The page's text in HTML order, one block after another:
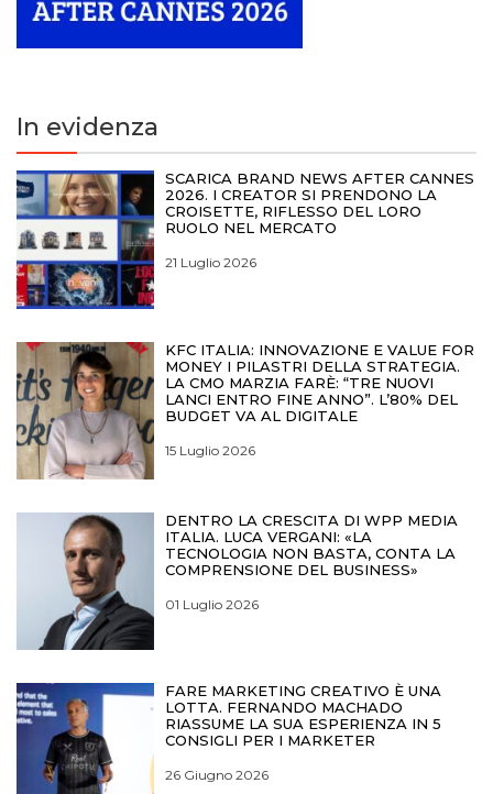
In evidenza
SCARICA BRAND NEWS AFTER CANNES
2026. I CREATOR SI PRENDONO LA
CROISETTE, RIFLESSO DEL LORO
RUOLO NEL MERCATO
21 Luglio 2026
KFC ITALIA: INNOVAZIONE E VALUE FOR
MONEY I PILASTRI DELLA STRATEGIA.
LA CMO MARZIA FARÈ: “TRE NUOVI
LANCI ENTRO FINE ANNO”. L’80% DEL
BUDGET VA AL DIGITALE
15 Luglio 2026
DENTRO LA CRESCITA DI WPP MEDIA
ITALIA. LUCA VERGANI: «LA
TECNOLOGIA NON BASTA, CONTA LA
COMPRENSIONE DEL BUSINESS»
01 Luglio 2026
FARE MARKETING CREATIVO È UNA
LOTTA. FERNANDO MACHADO
RIASSUME LA SUA ESPERIENZA IN 5
CONSIGLI PER I MARKETER
26 Giugno 2026